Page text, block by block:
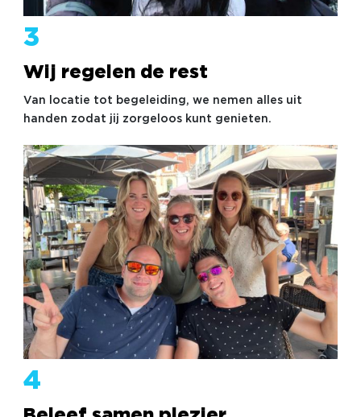
3
Wij regelen de rest
Van locatie tot begeleiding, we nemen alles uit
handen zodat jij zorgeloos kunt genieten.
4